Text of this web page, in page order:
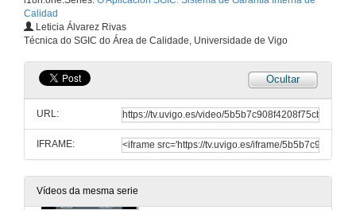
Calidad
Leticia Álvarez Rivas
Técnica do SGIC do Área de Calidade, Universidade de Vigo
Ocultar
URL:
IFRAME:
Vídeos da mesma serie
Presentación